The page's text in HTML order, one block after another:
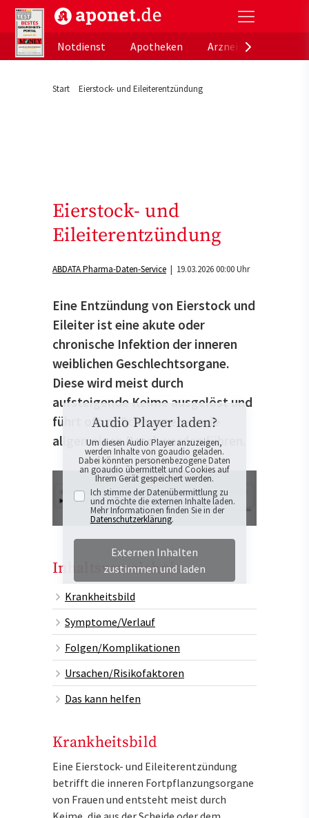
aponet.de - Das offizielle Gesundheitsportal der
Notdienst
Apotheken
Start Eierstock- und Eileiterentzündung
Eierstock- und
Eileiterentzündung
ABDATA Pharma-Daten-Service | 19.03.2026 00:00 Uhr
Eine Entzündung von Eierstock und
Eileiter ist eine akute oder
chronische Infektion der inneren
weiblichen Geschlechtsorgane.
Diese wird meist durch
aufsteigende Keime ausgelöst und
führt oft zu Schmerzen sowie
allgemeinen Beschwerden führen.
Audio Player laden?
Um diesen Audio Player anzuzeigen,
werden Inhalte von goaudio geladen.
Dabei könnten personenbezogene Daten
an goaudio übermittelt und Cookies auf
Ihrem Gerät gespeichert werden.
Ich stimme der Datenübermittlung zu
und möchte die externen Inhalte laden.
Mehr Informationen finden Sie in der
Datenschutzerklärung.
Externen Inhalten
zustimmen und laden
Inhaltsverzeichnis
Krankheitsbild
Symptome/Verlauf
Folgen/Komplikationen
Ursachen/Risikofaktoren
Das kann helfen
Krankheitsbild
Eine Eierstock- und Eileiterentzündung
betrifft die inneren Fortpflanzungsorgane
von Frauen und entsteht meist durch